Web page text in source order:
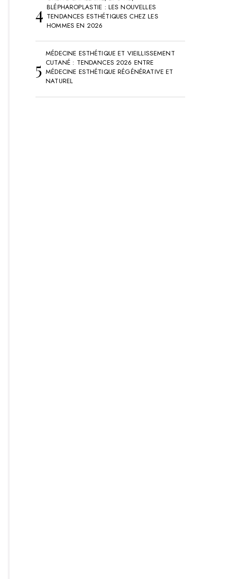
BLÉPHAROPLASTIE : LES NOUVELLES
TENDANCES ESTHÉTIQUES CHEZ LES
HOMMES EN 2026
MÉDECINE ESTHÉTIQUE ET VIEILLISSEMENT
CUTANÉ : TENDANCES 2026 ENTRE
MÉDECINE ESTHÉTIQUE RÉGÉNÉRATIVE ET
NATUREL